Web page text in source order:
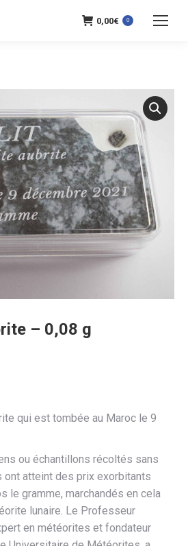
0,00€ 0
– 0,08 g
qui est tombée au Maroc le 9
ou échantillons récoltés sans
atteint des prix exorbitants
le gramme, marchandés en cela
lunaire. Le Professeur
en météorites et fondateur